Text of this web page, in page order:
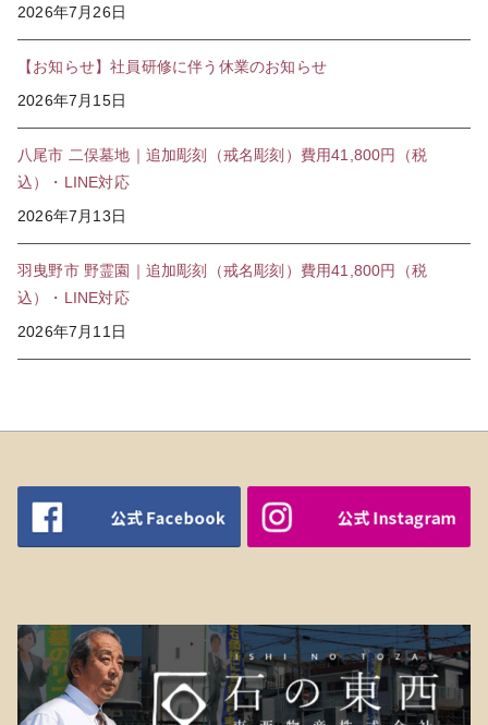
2026年7月26日
【お知らせ】社員研修に伴う休業のお知らせ
2026年7月15日
八尾市 二俣墓地｜追加彫刻（戒名彫刻）費用41,800円（税
込）・LINE対応
2026年7月13日
羽曳野市 野霊園｜追加彫刻（戒名彫刻）費用41,800円（税
込）・LINE対応
2026年7月11日